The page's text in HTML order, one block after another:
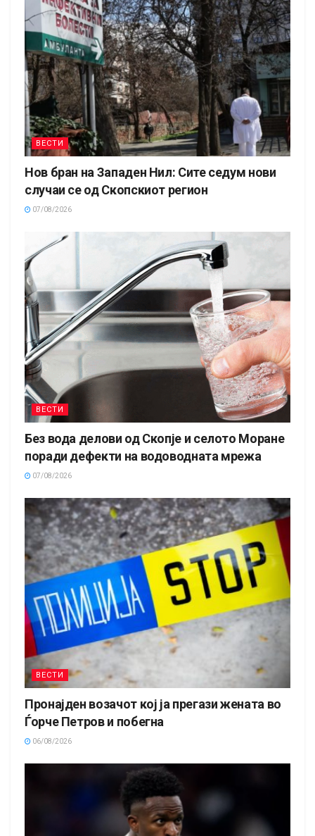
ВЕСТИ
Нов бран на Западен Нил: Сите седум нови
случаи се од Скопскиот регион
07/08/2026
ВЕСТИ
Без вода делови од Скопје и селото Моране
поради дефекти на водоводната мрежа
07/08/2026
ВЕСТИ
Пронајден возачот кој ја прегази жената во
Ѓорче Петров и побегна
06/08/2026